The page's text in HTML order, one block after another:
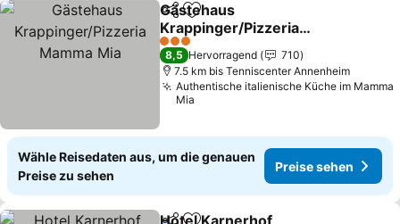
TeilenZu Favoriten hinzufügen
Gästehaus
Krappinger/Pizzeria
Mamma Mia
3 Sterne
8,5 Hervorragend
710
7.5 km bis Tenniscenter Annenheim
Authentische italienische Küche im Mamma
Mia
Wähle Reisedaten aus, um die genauen
Preise zu sehen
Preise sehen
Hotel Karnerhof